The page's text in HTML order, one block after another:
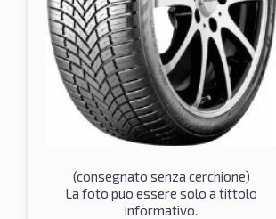
(consegnato senza cerchione)
La foto puo essere solo a tittolo
informativo.